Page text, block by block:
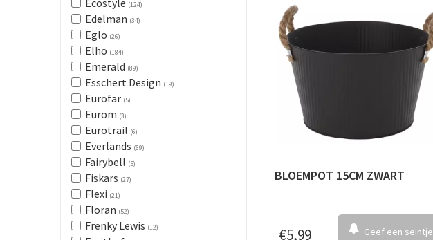
BLOEMPOT 15CM ZWART
€5,99 Geef een seintje
Ecostyle (124)
Edelman (34)
Eglo (26)
Elho (184)
Emerald (89)
Esschert Design (19)
Eurofar (5)
Eurom (3)
Eurotrail (6)
Everlands (69)
Fairybell (5)
Fiskars (27)
Flexi (21)
Floran (52)
Frenky Lewis (12)